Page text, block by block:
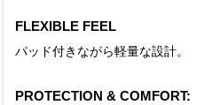
FLEXIBLE FEEL
パッド付きながら軽量な設計。
PROTECTION & COMFORT: